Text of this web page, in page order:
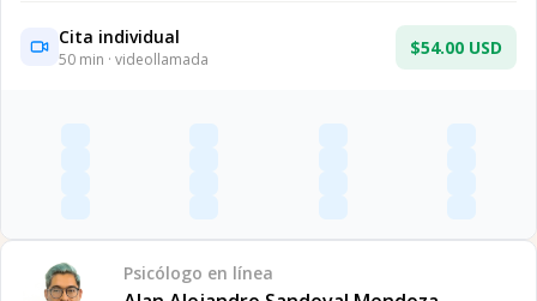
Cita individual
50 min · videollamada
$54.00 USD
Psicólogo en línea